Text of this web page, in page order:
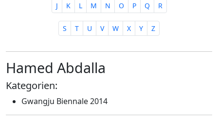
J K L M N O P Q R
S T U V W X Y Z
Hamed Abdalla
Kategorien:
Gwangju Biennale 2014